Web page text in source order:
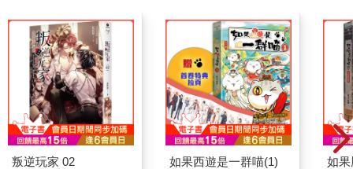
叛逆玩家 02
如果西遊是一群喵(1)
如